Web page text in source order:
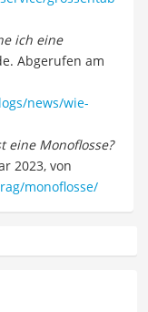
ich eine
Abgerufen am
news/wie-
eine Monoflosse?
2023, von
monoflosse/